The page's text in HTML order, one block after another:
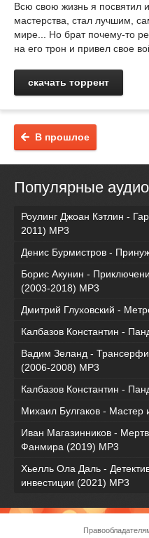
Всю свою жизнь я посвятил
мастерства, стал лучшим,
мире... Но брат почему-то
на его трон и привел свое
скачать торрент
В прошлое
Популярные
Роулинг Джоан Кэтлин -
2011) MP3
Денис Бурмистров -
Борис Акунин -
(2003-2018) МР3
Дмитрий Глуховский -
Калбазов Константин -
Вадим Зеланд -
(2006-2008) MP3
Калбазов Константин -
Михаил Булгаков - Мастер
Иван Магазинников -
Фанмира (2019) MP3
Хьелль Ола Даль -
инвестиции (2021) МР3